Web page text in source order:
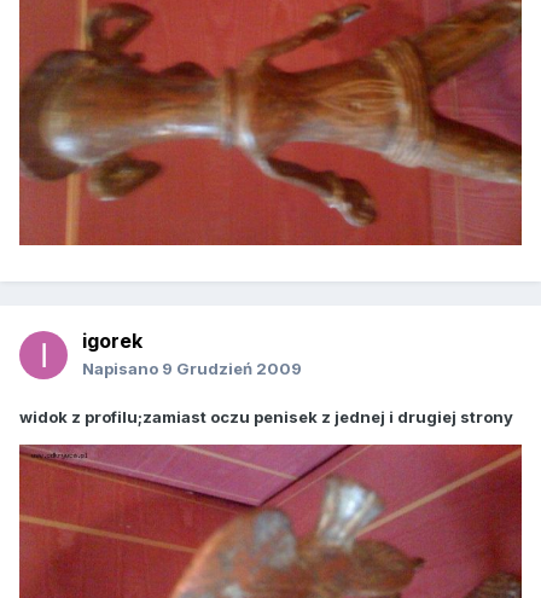
igorek
Napisano 9 Grudzień 2009
widok z profilu;zamiast oczu penisek z jednej i drugiej strony